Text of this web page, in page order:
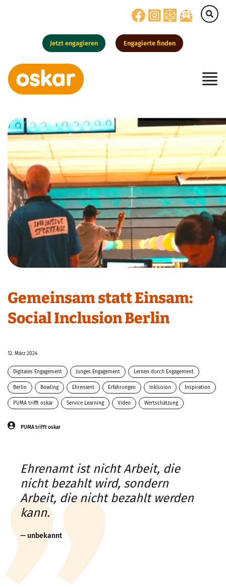
Jetzt engagieren Engagierte finden
Hauptnavigation
Gemeinsam statt Einsam:
Social Inclusion Berlin
12. März 2024
Digitales Engagement Junges Engagement Lernen durch Engagement
Berlin Bowling Ehrenamt Erfahrungen Inklusion Inspiration
PUMA trifft oskar Service Learning Video Wertschätzung
PUMA trifft oskar
Ehrenamt ist nicht Arbeit, die
nicht bezahlt wird, sondern
Arbeit, die nicht bezahlt werden
kann.
unbekannt